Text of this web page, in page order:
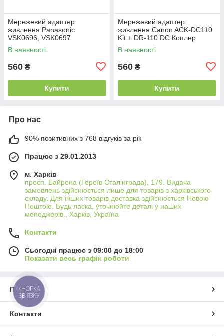
Мережевий адаптер
живлення Panasonic
VSK0696, VSK0697
В наявності
560 ₴
Купити
Мережевий адаптер
живлення Canon ACK-DC110
Kit + DR-110 DC Коплер
В наявності
560 ₴
Купити
Про нас
90% позитивних з 768 відгуків за рік
Працює з 29.01.2013
м. Харків
просп. Байрона (Героїв Сталінграда), 179. Видача
замовлень здійснюється лише для товарів з харківського
складу. Для інших товарів доставка здійснюється Новою
Поштою. Будь ласка, уточнюйте деталі у наших
менеджерів., Харків, Україна
Контакти
Сьогодні працює з 09:00 до 18:00
Показати весь графік роботи
Про нас
Контакти
КНОПКА
ЗВ'ЯЗКУ